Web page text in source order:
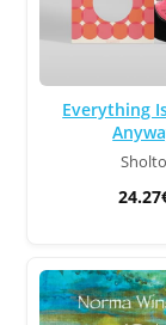
Everything
Sholto